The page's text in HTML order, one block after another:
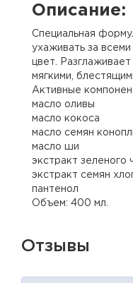
Описание:
Специальная
ухаживать за
цвет.
мягкими,
Активные
масло оливы
масло кокоса
масло семян
масло ши
экстракт зеленого
экстракт семян
пантенол
Объем: 400 мл.
Отзывы